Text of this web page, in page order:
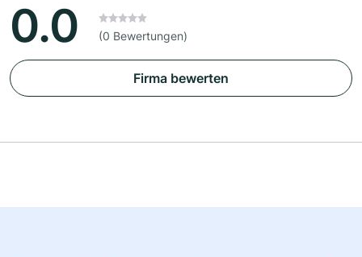
0.0 (0 Bewertungen)
Firma bewerten